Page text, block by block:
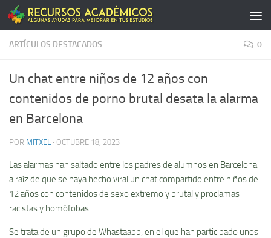
Saltar al contenido
ARTÍCULOS DESTACADOS 0
Un chat entre niños de 12 años con
contenidos de porno brutal desata la alarma
en Barcelona
POR MITXEL · OCTUBRE 18, 2023
Las alarmas han saltado entre los padres de alumnos en Barcelona
a raíz de que se haya hecho viral un chat compartido entre niños de
12 años con contenidos de sexo extremo y brutal y proclamas
racistas y homófobas.
Se trata de un grupo de Whastaapp, en el que han participado unos